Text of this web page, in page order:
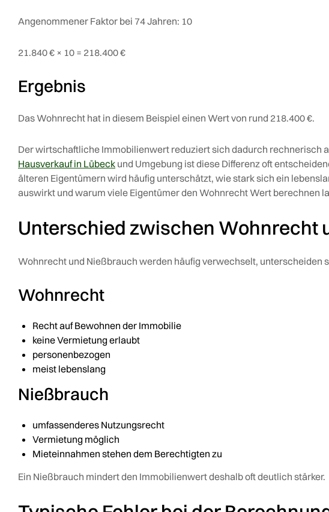
Angenommener Faktor bei 74 Jahren: 10
21.840 € × 10 = 218.400 €
Ergebnis
Das Wohnrecht hat in diesem Beispiel einen Wert von rund 218.400 €.
Der wirtschaftliche Immobilienwert reduziert sich dadurch rechnerisch
Hausverkauf in Lübeck und Umgebung ist diese Differenz oft
älteren Eigentümern wird häufig unterschätzt, wie stark sich ein
auswirkt und warum viele Eigentümer den Wohnrecht Wert berechnen
Unterschied zwischen Wohnrecht
Wohnrecht und Nießbrauch werden häufig verwechselt, unterscheiden
Wohnrecht
Recht auf Bewohnen der Immobilie
keine Vermietung erlaubt
personenbezogen
meist lebenslang
Nießbrauch
umfassenderes Nutzungsrecht
Vermietung möglich
Mieteinnahmen stehen dem Berechtigten zu
Ein Nießbrauch mindert den Immobilienwert deshalb oft deutlich stärker.